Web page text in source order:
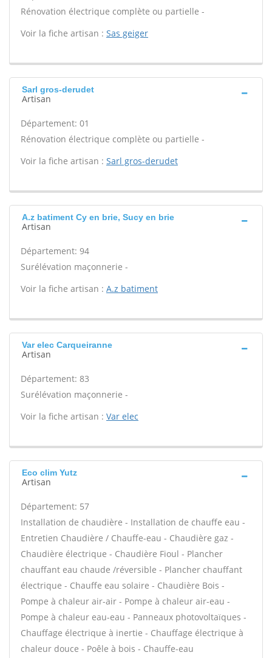
Rénovation électrique complète ou partielle -
Voir la fiche artisan : Sas geiger
Sarl gros-derudet
Artisan
Département: 01
Rénovation électrique complète ou partielle -
Voir la fiche artisan : Sarl gros-derudet
A.z batiment Cy en brie, Sucy en brie
Artisan
Département: 94
Surélévation maçonnerie -
Voir la fiche artisan : A.z batiment
Var elec Carqueiranne
Artisan
Département: 83
Surélévation maçonnerie -
Voir la fiche artisan : Var elec
Eco clim Yutz
Artisan
Département: 57
Installation de chaudière - Installation de chauffe eau -
Entretien Chaudière / Chauffe-eau - Chaudière gaz -
Chaudière électrique - Chaudière Fioul - Plancher
chauffant eau chaude /réversible - Plancher chauffant
électrique - Chauffe eau solaire - Chaudière Bois -
Pompe à chaleur air-air - Pompe à chaleur air-eau -
Pompe à chaleur eau-eau - Panneaux photovoltaïques -
Chauffage électrique à inertie - Chauffage électrique à
chaleur douce - Poêle à bois - Chauffe-eau